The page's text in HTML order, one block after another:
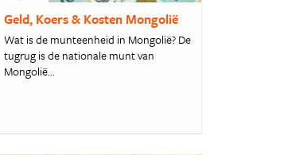
Geld, Koers & Kosten Mongolië
Wat is de munteenheid in Mongolië? De
tugrug is de nationale munt van
Mongolië...